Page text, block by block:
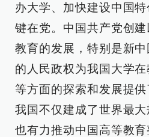
办大学、加快建设中国
键在党。中国共产党创
教育的发展，特别是新
的人民政权为我国大学
等方面的探索和发展提
我国不仅建成了世界最大
也有力推动中国高等教